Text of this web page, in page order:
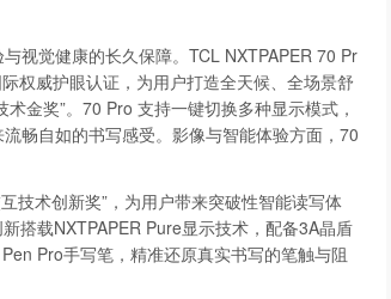
视觉健康的长久保障。TCL NXTPAPER 70 Pr
权威护眼认证，为用户打造全天候、全场景舒
金奖”。70 Pro 支持一键切换多种显示模式，
畅自如的书写感受。影像与智能体验方面，70
技术创新奖”，为用户带来突破性智能读写体
搭载NXTPAPER Pure显示技术，配备3A晶盾
Pro手写笔，精准还原真实书写的笔触与阻